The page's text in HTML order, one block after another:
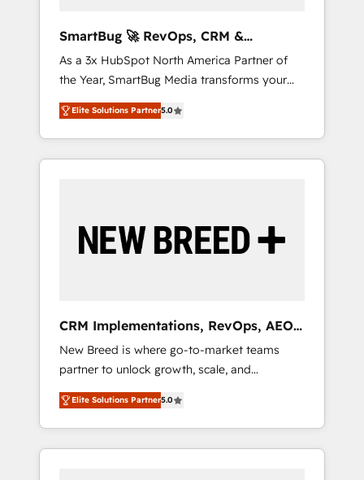
Hubで一体提供。 ▸ 既存CRM・MAからの移行
支援：Salesforce・Marketo・Pardot等からの
移行、カスタム設計、履歴データ移行と活用設
計まで。 ▸ AEO対応：ChatGPT・Perplexity等
のAI検索からの流入・引用を前提にコンテンツ
HubSpotアワード受賞・HUGリーダー ✓
AI活用に関するご相談、現状整理の壁打ちな
ど、構想段階からお気軽にお問い合わせくださ
agents, and high-integrity migrations for total
reporting clarity. Security & Compliance: SOC
2 Type I and HIPAA attested for enterprise-
grade data security. 🏆 Why Bluleadz? GTM
OS Partner | 16+ Years Experience | 1,000+
Five-Star Reviews
SmartBug 🚀 RevOps, CRM &
Integration Experts
As a 3x HubSpot North America Partner of
the Year, SmartBug Media transforms your
customer lifecycle into a revenue engine. Our
unified ecosystem includes specialized
divisions Globalia (AI & Software) and Point
Success Media (Paid Media), making this the
by Globalia’s technical development team. -
19 HubSpot-certified trainers to drive
deployment of Breeze AI and custom agents
to automate growth. 🏆 Elite Excellence - 8
platform accreditations and deep HIPAA-
compliance expertise. - A team of 250+
experts dedicated to your resilient growth.
Elite Solutions Partner5.0
CRM Implementations, RevOps, AEO
+ Web, Demand Gen
New Breed is where go-to-market teams
partner to unlock growth, scale, and
transformation. We help companies activate
HubSpot’s AI-powered customer platform
and operationalize HubSpot’s Loop
Marketing framework through expert-led
Elite Solutions Partner5.0